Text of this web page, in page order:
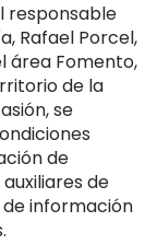
responsable
Rafael Porcel,
área Fomento,
de la
se
de
de
información